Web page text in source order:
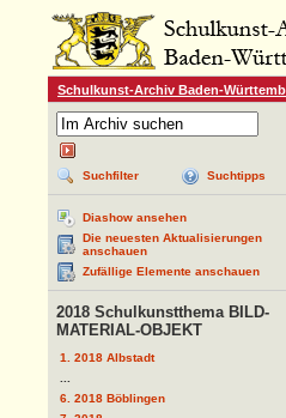
Schulkunst-Archiv Baden-
Suchfilter Suchtipps
Diashow ansehen
Die neuesten Aktualisierungen
anschauen
Zufällige Elemente anschauen
2018 Schulkunstthema BILD-
MATERIAL-OBJEKT
1. 2018 Albstadt
6. 2018 Böblingen